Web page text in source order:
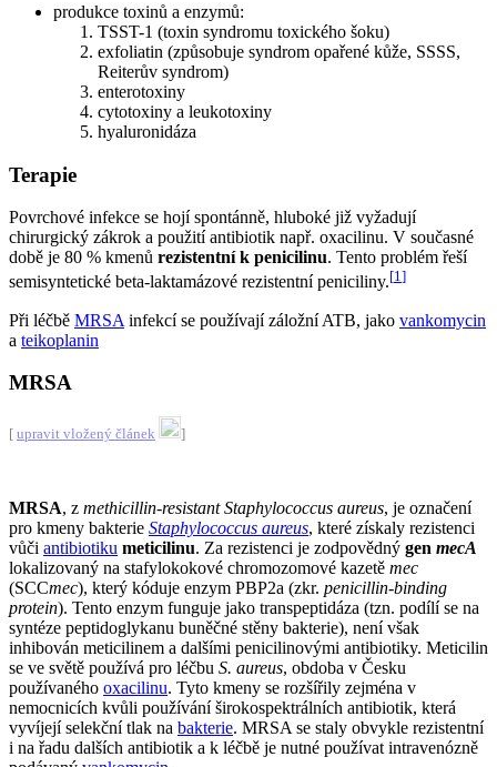
produkce toxinů a enzymů:
TSST-1 (toxin syndromu toxického šoku)
exfoliatin (způsobuje syndrom opařené kůže, SSSS,
Reiterův syndrom)
enterotoxiny
cytotoxiny a leukotoxiny
hyaluronidáza
Terapie
Povrchové infekce se hojí spontánně, hluboké již vyžadují
chirurgický zákrok a použití antibiotik např. oxacilinu. V současné
době je 80 % kmenů rezistentní k penicilinu. Tento problém řeší
semisyntetické beta-laktamázové rezistentní peniciliny.[1]
Při léčbě MRSA infekcí se používají záložní ATB, jako vankomycin
a teikoplanin
MRSA
[ upravit vložený článek ]
MRSA, z methicillin-resistant Staphylococcus aureus, je označení
pro kmeny bakterie Staphylococcus aureus, které získaly rezistenci
vůči antibiotiku meticilinu. Za rezistenci je zodpovědný gen mecA
lokalizovaný na stafylokokové chromozomové kazetě mec
(SCCmec), který kóduje enzym PBP2a (zkr. penicillin-binding
protein). Tento enzym funguje jako transpeptidáza (tzn. podílí se na
syntéze peptidoglykanu buněčné stěny bakterie), není však
inhibován meticilinem a dalšími penicilinovými antibiotiky. Meticilin
se ve světě používá pro léčbu S. aureus, obdoba v Česku
používaného oxacilinu. Tyto kmeny se rozšířily zejména v
nemocnicích kvůli používání širokospektrálních antibiotik, která
vyvíjejí selekční tlak na bakterie. MRSA se staly obvykle rezistentní
i na řadu dalších antibiotik a k léčbě je nutné používat intravenózně